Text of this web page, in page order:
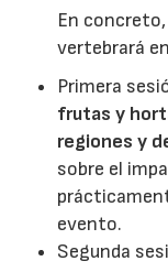
En
vertebrará
Primera
frutas y
regiones y
sobre el
evento.
Segunda